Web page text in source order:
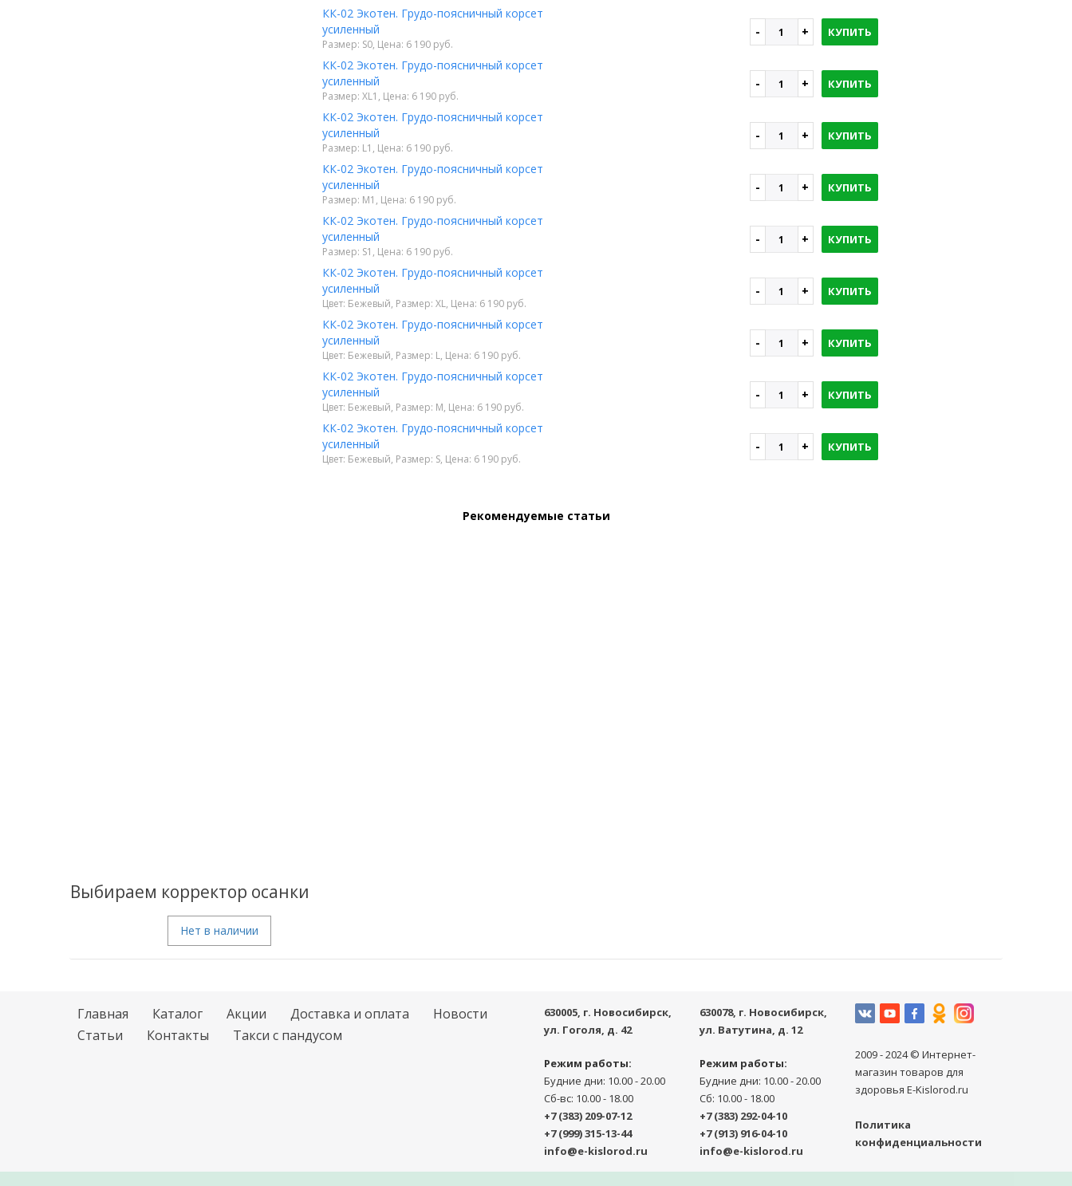
КК-02 Экотен. Грудо-поясничный корсет
усиленный
Размер: S0, Цена: 6 190 руб.
КУПИТЬ
КК-02 Экотен. Грудо-поясничный корсет
усиленный
Размер: XL1, Цена: 6 190 руб.
КУПИТЬ
КК-02 Экотен. Грудо-поясничный корсет
усиленный
Размер: L1, Цена: 6 190 руб.
КУПИТЬ
КК-02 Экотен. Грудо-поясничный корсет
усиленный
Размер: M1, Цена: 6 190 руб.
КУПИТЬ
КК-02 Экотен. Грудо-поясничный корсет
усиленный
Размер: S1, Цена: 6 190 руб.
КУПИТЬ
КК-02 Экотен. Грудо-поясничный корсет
усиленный
Цвет: Бежевый, Размер: XL, Цена: 6 190 руб.
КУПИТЬ
КК-02 Экотен. Грудо-поясничный корсет
усиленный
Цвет: Бежевый, Размер: L, Цена: 6 190 руб.
КУПИТЬ
КК-02 Экотен. Грудо-поясничный корсет
усиленный
Цвет: Бежевый, Размер: M, Цена: 6 190 руб.
КУПИТЬ
КК-02 Экотен. Грудо-поясничный корсет
усиленный
Цвет: Бежевый, Размер: S, Цена: 6 190 руб.
КУПИТЬ
Рекомендуемые статьи
Выбираем корректор осанки
Нет в наличии
Главная Каталог Акции Доставка и оплата
Новости
Статьи
Контакты Такси с пандусом
630005, г. Новосибирск,
ул. Гоголя, д. 42
Режим работы:
Будние дни: 10.00 - 20.00
Сб-вс: 10.00 - 18.00
+7 (383) 209-07-12
+7 (999) 315-13-44
info@e-kislorod.ru
630078, г. Новосибирск,
ул. Ватутина, д. 12
Режим работы:
Будние дни: 10.00 - 20.00
Сб: 10.00 - 18.00
+7 (383) 292-04-10
+7 (913) 916-04-10
info@e-kislorod.ru
2009 - 2024 © Интернет-
магазин товаров для
здоровья E-Kislorod.ru
Политика
конфиденциальности